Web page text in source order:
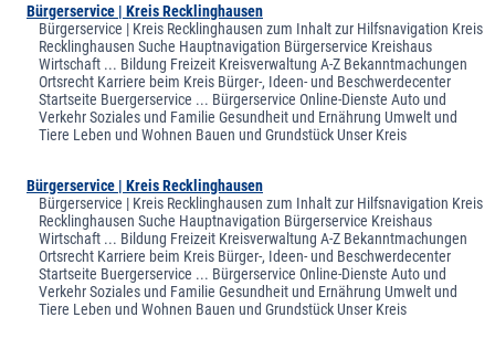
Bürgerservice | Kreis Recklinghausen
Bürgerservice | Kreis Recklinghausen zum Inhalt zur Hilfsnavigation Kreis
Recklinghausen Suche Hauptnavigation Bürgerservice Kreishaus
Wirtschaft ... Bildung Freizeit Kreisverwaltung A-Z Bekanntmachungen
Ortsrecht Karriere beim Kreis Bürger-, Ideen- und Beschwerdecenter
Startseite Buergerservice ... Bürgerservice Online-Dienste Auto und
Verkehr Soziales und Familie Gesundheit und Ernährung Umwelt und
Tiere Leben und Wohnen Bauen und Grundstück Unser Kreis
Bürgerservice | Kreis Recklinghausen
Bürgerservice | Kreis Recklinghausen zum Inhalt zur Hilfsnavigation Kreis
Recklinghausen Suche Hauptnavigation Bürgerservice Kreishaus
Wirtschaft ... Bildung Freizeit Kreisverwaltung A-Z Bekanntmachungen
Ortsrecht Karriere beim Kreis Bürger-, Ideen- und Beschwerdecenter
Startseite Buergerservice ... Bürgerservice Online-Dienste Auto und
Verkehr Soziales und Familie Gesundheit und Ernährung Umwelt und
Tiere Leben und Wohnen Bauen und Grundstück Unser Kreis